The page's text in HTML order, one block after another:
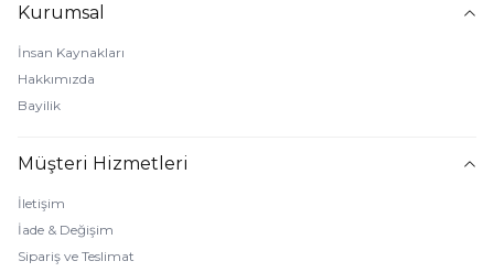
Kurumsal
İnsan Kaynakları
Hakkımızda
Bayilik
Müşteri Hizmetleri
İletişim
İade & Değişim
Sipariş ve Teslimat